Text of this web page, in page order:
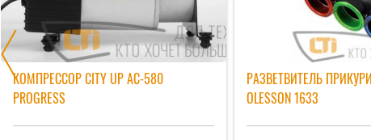
КОМПРЕССОР CITY UP AС-580
PROGRESS
РАЗВЕТВИТЕЛЬ
OLESSON 1633